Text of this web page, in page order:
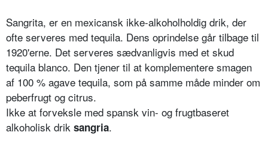
Sangrita, er en mexicansk ikke-alkoholholdig drik, der
ofte serveres med tequila. Dens oprindelse går tilbage til
1920'erne. Det serveres sædvanligvis med et skud
tequila blanco. Den tjener til at komplementere smagen
af 100 % agave tequila, som på samme måde minder om
peberfrugt og citrus.
Ikke at forveksle med spansk vin- og frugtbaseret
alkoholisk drik sangria.